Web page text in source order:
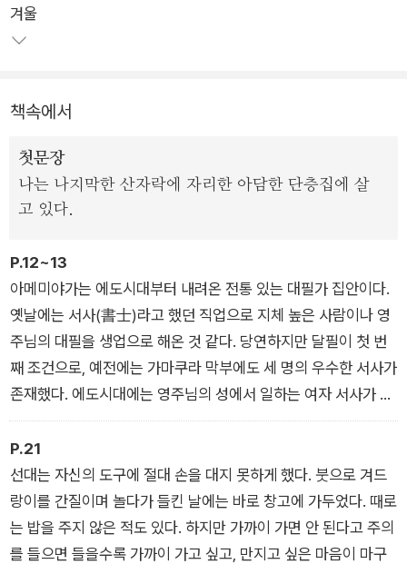
도구의 종류, 편지지와 편지 봉투의 지종, 우표 모양, 밀봉 방식까
지 세세하게 신경 쓰는 포포의 대필 과정이 가슴 뭉클하게 그려진
우편물이라고는 각종 고지서와 광고물뿐 정성 어린 손편지가 사
라진 디지털 시대에 아날로그 손편지를 소재로 선택한 <츠바키
문구점>은 간절한 마음이 담긴 편지 한 통으로 어떻게 기적 같은
순간이 만들어지는지, 편리한 이메일과 메신저와 SNS 시대에 우
겨울
책속에서
첫문장
나는 나지막한 산자락에 자리한 아담한 단층집에 살
고 있다.
P.12~13
아메미야가는 에도시대부터 내려온 전통 있는 대필가 집안이다.
옛날에는 서사(書士)라고 했던 직업으로 지체 높은 사람이나 영
주님의 대필을 생업으로 해온 것 같다. 당연하지만 달필이 첫 번
째 조건으로, 예전에는 가마쿠라 막부에도 세 명의 우수한 서사가
존재했다. 에도시대에는 영주님의 성에서 일하는 여자 서사가 탄
생했다고 한다. 그 성에서 일했던 서사 중 한 사람이 아메미야가
의 선조다. 그 후 아메미야가는 가업으로 여성이 대대로 대필을
이어왔다. 십 대째가 선대이고, 그 뒤를 이어받아 어쩌다 보니 내
가 십일 대째가 됐다. 참고로 선대란 혈연관계로 보면 내 할머니
다. 하지만 할머니라고 제대로 부른 적은 한 번도 없다.
P.21
선대는 자신의 도구에 절대 손을 대지 못하게 했다. 붓으로 겨드
랑이를 간질이며 놀다가 들킨 날에는 바로 창고에 가두었다. 때로
는 밥을 주지 않은 적도 있다. 하지만 가까이 가면 안 된다고 주의
를 들으면 들을수록 가까이 가고 싶고, 만지고 싶은 마음이 마구